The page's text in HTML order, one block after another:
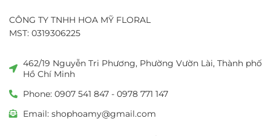
CÔNG TY TNHH HOA MỸ FLORAL
MST: 0319306225
462/19 Nguyễn Tri Phương, Phường Vườn Lài, Thành phố
Hồ Chí Minh
Phone: 0907 541 847 - 0978 771 147
Email: shophoamy@gmail.com